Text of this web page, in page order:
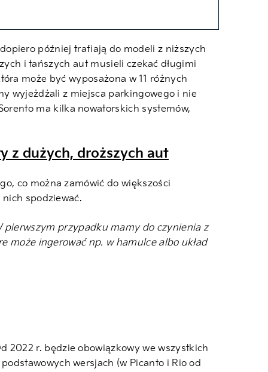
później trafiają do modeli z niższych
i tańszych aut musieli czekać długimi
może być wyposażona w 11 różnych
wyjeżdżali z miejsca parkingowego i nie
ma kilka nowatorskich systemów,
z dużych, droższych aut
co można zamówić do większości
spodziewać.
pierwszym przypadku mamy do czynienia z
może ingerować np. w hamulce albo układ
2022 r. będzie obowiązkowy we wszystkich
wersjach (w Picanto i Rio od